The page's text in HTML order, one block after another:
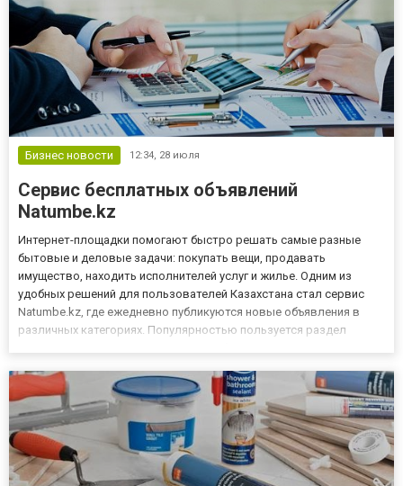
Бизнес новости 12:34, 28 июля
Сервис бесплатных объявлений
Natumbe.kz
Интернет-площадки помогают быстро решать самые разные
бытовые и деловые задачи: покупать вещи, продавать
имущество, находить исполнителей услуг и жилье. Одним из
удобных решений для пользователей Казахстана стал сервис
Natumbe.kz, где ежедневно публикуются новые объявления в
различных категориях. Популярностью пользуется раздел
лишних сложностей....